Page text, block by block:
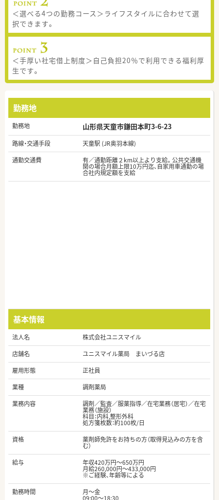
＜選べる4つの勤務コース＞ライフスタイルに合わせて選
択できます。
＜手厚い社宅借上制度＞自己負担20％で利用できる福利厚
生です。
勤務地
勤務地 山形県天童市鎌田本町3-6-23
路線・交通手段
天童駅 (JR奥羽本線)
通勤交通費
有／通勤距離２km以上より支給。公共交通機
関の場合月額上限10万円迄、自家用車通勤の場
合社内規定額を支給
基本情報
法人名
株式会社ユニスマイル
店舗名
ユニスマイル薬局 まいづる店
雇用形態
正社員
業種
調剤薬局
業務内容
調剤／監査／服薬指導／在宅業務（居宅）／在宅
業務（施設）
科目：内科,整形外科
処方箋枚数：約100枚/日
資格
薬剤師免許をお持ちの方（取得見込みの方を含
む）
給与
年収420万円～650万円
月給260,000円～433,000円
※ご経験、年齢等による
勤務時間
月～金
09:00〜18:30